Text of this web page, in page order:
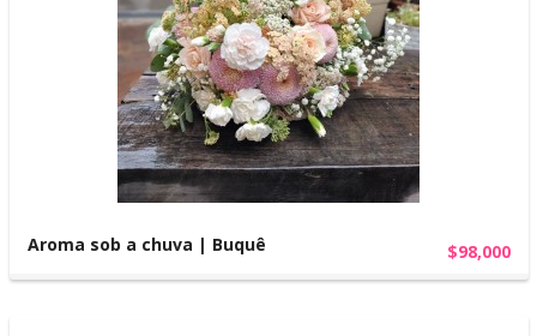
Aroma sob a chuva | Buquê $98,000